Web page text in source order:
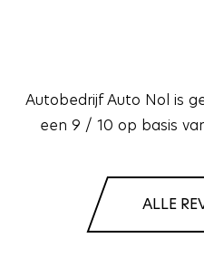
Autobedrijf Auto Nol is
een 9 / 10 op basis
ALLE